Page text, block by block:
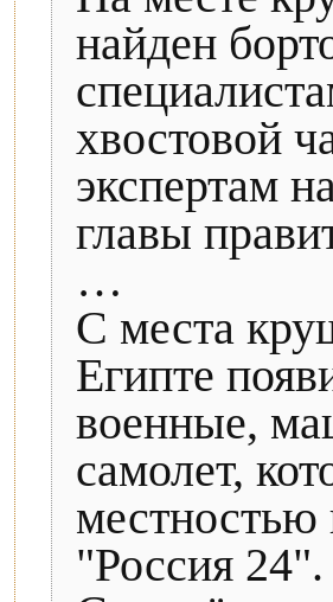
найден
хвостовой
экспертам
главы
…
С места
Египте
военные,
самолет,
местностью
"Россия 24".